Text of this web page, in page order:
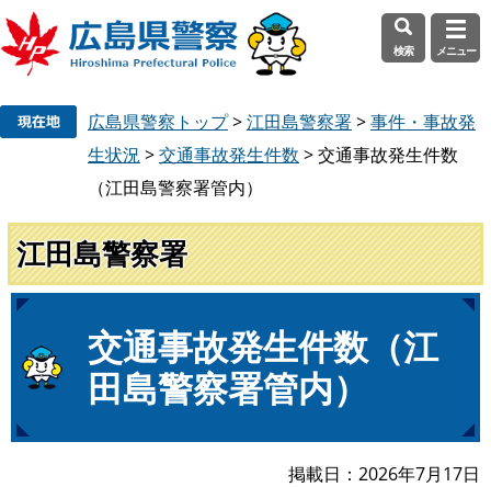
頭
で
す
。
飛
ば
し
て
検索 メニュー
広島県警察トップ>江田島警察署>事件・事故発
生状況 >交通事故発生件数 >交通事故発生件数
（江田島警察署管内）
江田島警察署
文
交通事故発生件数（江
田島警察署管内）
掲載日 2026年7月17日